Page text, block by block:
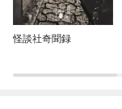
怪談社奇聞録